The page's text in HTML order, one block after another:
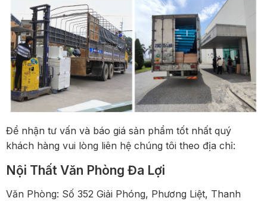
Để nhận tư vấn và báo giá sản phẩm tốt nhất quý
khách hàng vui lòng liên hệ chúng tôi theo địa chỉ:
Nội Thất Văn Phòng Đa Lợi
Văn Phòng: Số 352 Giải Phóng, Phương Liệt, Thanh